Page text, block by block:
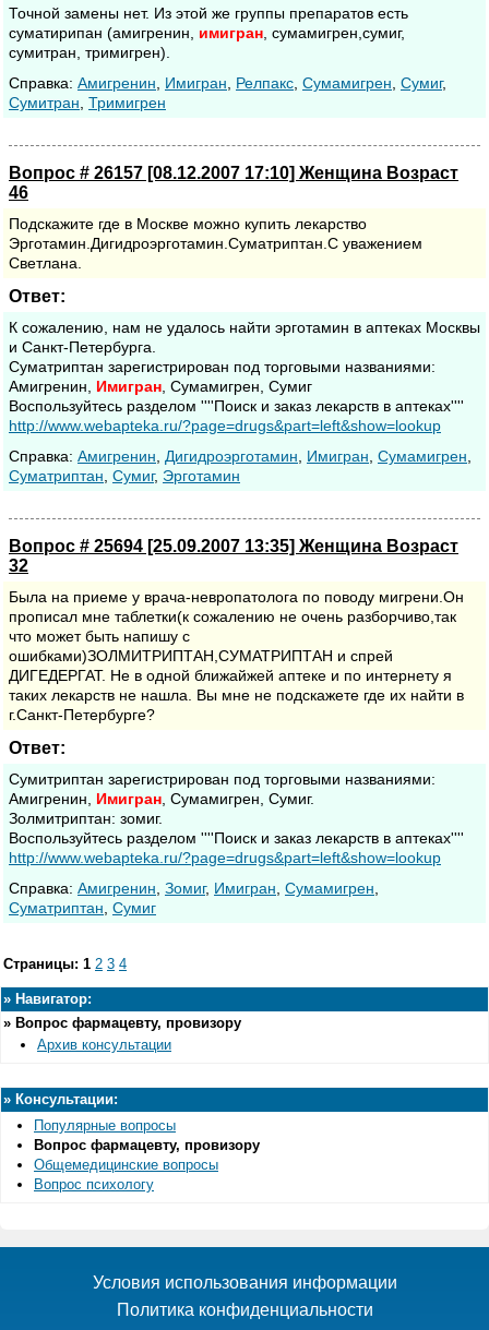
Точной замены нет. Из этой же группы препаратов есть
суматирипан (амигренин, имигран , сумамигрен,сумиг,
сумитран, тримигрен).
Cправка: Амигренин Имигран Релпакс Сумамигрен Сумиг,
Сумитран Тримигрен
Вопрос # 26157 [08.12.2007 17:10] Женщина Возраст
46
Подскажите где в Москве можно купить лекарство
Эрготамин.Дигидроэрготамин.Суматриптан.С уважением
Светлана.
Ответ:
К сожалению, нам не удалось найти эрготамин в аптеках Москвы
и Санкт-Петербурга.
Суматриптан зарегистрирован под торговыми названиями:
Амигренин, Имигран , Сумамигрен, Сумиг
Воспользуйтесь разделом ''''Поиск и заказ лекарств в аптеках''''
http://www.webapteka.ru/?page=drugs&part=left&show=lookup
Cправка: Амигренин Дигидроэрготамин Имигран Сумамигрен
Суматриптан Сумиг, Эрготамин
Вопрос # 25694 [25.09.2007 13:35] Женщина Возраст
32
Была на приеме у врача-невропатолога по поводу мигрени.Он
прописал мне таблетки(к сожалению не очень разборчиво,так
что может быть напишу с
ошибками)ЗОЛМИТРИПТАН,СУМАТРИПТАН и спрей
ДИГЕДЕРГАТ. Не в одной ближайжей аптеке и по интернету я
таких лекарств не нашла. Вы мне не подскажете где их найти в
г.Санкт-Петербурге?
Ответ:
Сумитриптан зарегистрирован под торговыми названиями:
Амигренин, Имигран , Сумамигрен, Сумиг.
Золмитриптан: зомиг.
Воспользуйтесь разделом ''''Поиск и заказ лекарств в аптеках''''
http://www.webapteka.ru/?page=drugs&part=left&show=lookup
Cправка: Амигренин Зомиг, Имигран Сумамигрен
Суматриптан Сумиг
Страницы: 1 2 3 4
» Навигатор:
» Вопрос фармацевту, провизору
Архив консультации
» Консультации:
Популярные вопросы
Вопрос фармацевту, провизору
Общемедицинские вопросы
Вопрос психологу
Условия использования информации
Политика конфиденциальности